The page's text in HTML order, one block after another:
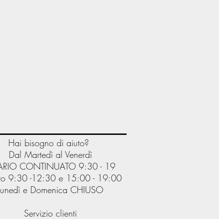
Hai bisogno di aiuto?
Dal Martedì al Venerdì
CONTINUATO 9:30 - 19
9:30 -12:30 e 15:00 - 19:00
e Domenica CHIUSO
Servizio clienti